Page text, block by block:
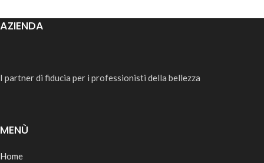
AZIENDA
I partner di fiducia per i professionisti della bellezza
MENÙ
Home